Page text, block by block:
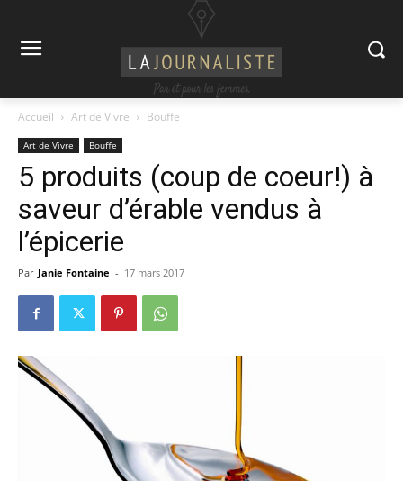
Accueil Art de Vivre Bouffe
Art de Vivre Bouffe
5 produits (coup de coeur!) à
saveur d’érable vendus à
l’épicerie
Par Janie Fontaine - 17 mars 2017